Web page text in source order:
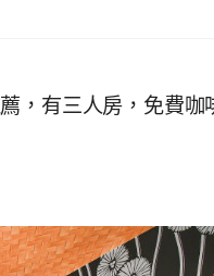
，有三人房，免費咖